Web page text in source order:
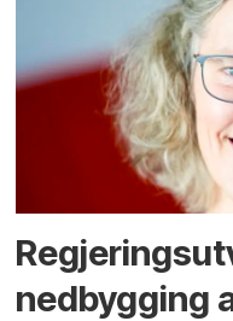
ned­bygging